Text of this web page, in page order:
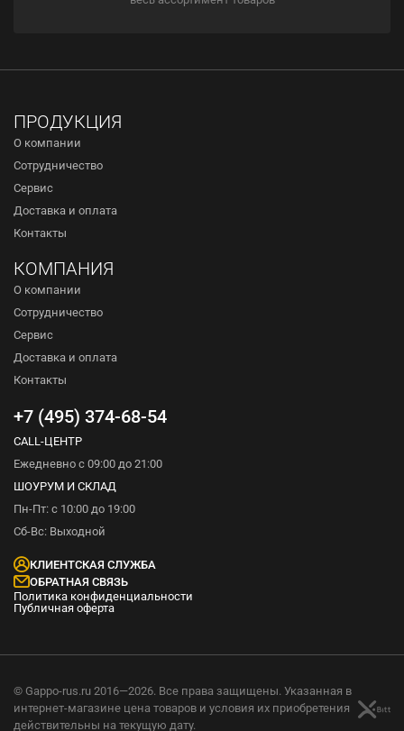
ПРОДУКЦИЯ
О компании
Сотрудничество
Сервис
Доставка и оплата
Контакты
КОМПАНИЯ
О компании
Сотрудничество
Сервис
Доставка и оплата
Контакты
+7 (495) 374-68-54
CALL-ЦЕНТР
Ежедневно с 09:00 до 21:00
ШОУРУМ И СКЛАД
Пн-Пт: с 10:00 до 19:00
Сб-Вс: Выходной
КЛИЕНТСКАЯ СЛУЖБА
ОБРАТНАЯ СВЯЗЬ
Политика конфиденциальности
Публичная оферта
© Gappo-rus.ru 2016—2026. Все права защищены. Указанная в
интернет-магазине цена товаров и условия их приобретения
действительны на текущую дату.